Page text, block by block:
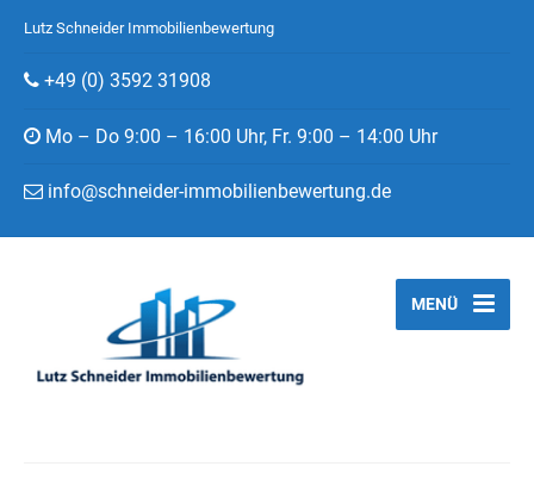
Lutz Schneider Immobilienbewertung
+49 (0) 3592 31908
Mo – Do 9:00 – 16:00 Uhr, Fr. 9:00 – 14:00 Uhr
info@schneider-immobilienbewertung.de
MENÜ